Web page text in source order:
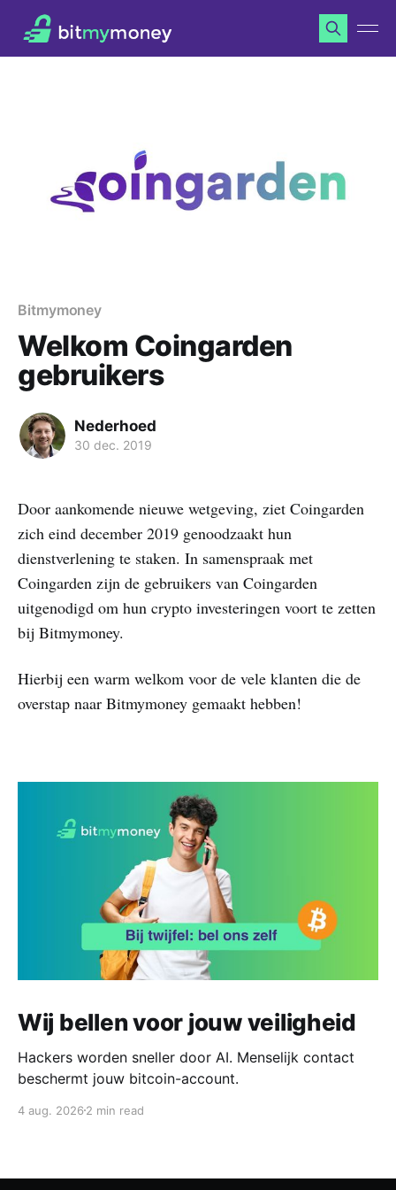
Bitmymoney
Welkom Coingarden
gebruikers
Nederhoed
30 dec. 2019
Door aankomende nieuwe wetgeving, ziet Coingarden
zich eind december 2019 genoodzaakt hun
dienstverlening te staken. In samenspraak met
Coingarden zijn de gebruikers van Coingarden
uitgenodigd om hun crypto investeringen voort te zetten
bij Bitmymoney.
Hierbij een warm welkom voor de vele klanten die de
overstap naar Bitmymoney gemaakt hebben!
Wij bellen voor jouw veiligheid
Hackers worden sneller door AI. Menselijk contact
beschermt jouw bitcoin-account.
4 aug. 2026 2 min read